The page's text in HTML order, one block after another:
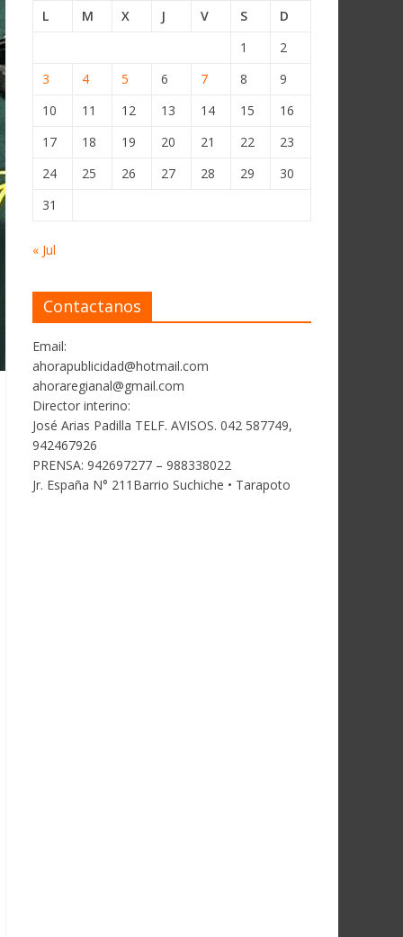
L
M X J V S
D
1
2
3
4 5 6 7 8
9
10
11 12 13 14 15
16
17
18 19 20 21 22
23
24
25 26 27 28 29
30
31
« Jul
Contactanos
Email:
ahorapublicidad@hotmail.com
ahoraregianal@gmail.com
Director interino:
José Arias Padilla TELF. AVISOS. 042 587749,
942467926
PRENSA: 942697277 – 988338022
Jr. España N° 211Barrio Suchiche • Tarapoto